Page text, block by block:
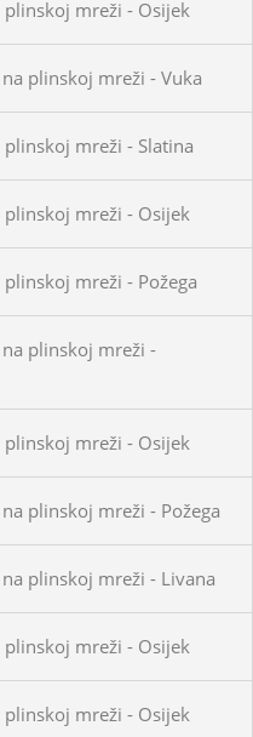
mreži - Osijek
plinskoj mreži - Vuka
mreži - Slatina
mreži - Osijek
mreži - Požega
plinskoj mreži -
mreži - Osijek
plinskoj mreži - Požega
plinskoj mreži - Livana
mreži - Osijek
mreži - Osijek